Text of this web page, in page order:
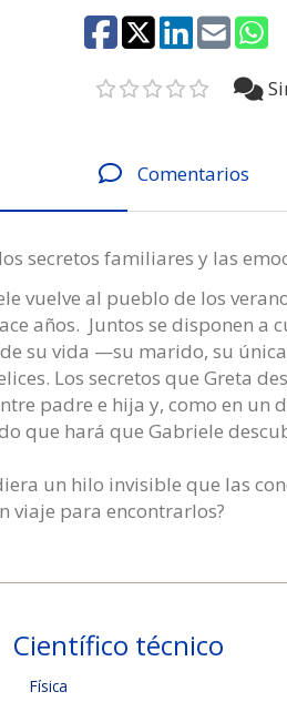
Comentarios
secretos familiares y las
vuelve al pueblo de los
años. Juntos se disponen a
su vida —su marido, su
Los secretos que Greta
padre e hija y, como en un
que hará que Gabriele
un hilo invisible que las
viaje para encontrarlos?
Científico técnico
Física